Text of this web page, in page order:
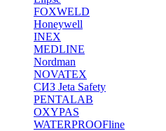
FOXWELD
Honeywell
INEX
MEDLINE
Nordman
NOVATEX
СИЗ Jeta Safety
PENTALAB
OXYPAS
WATERPROOFline